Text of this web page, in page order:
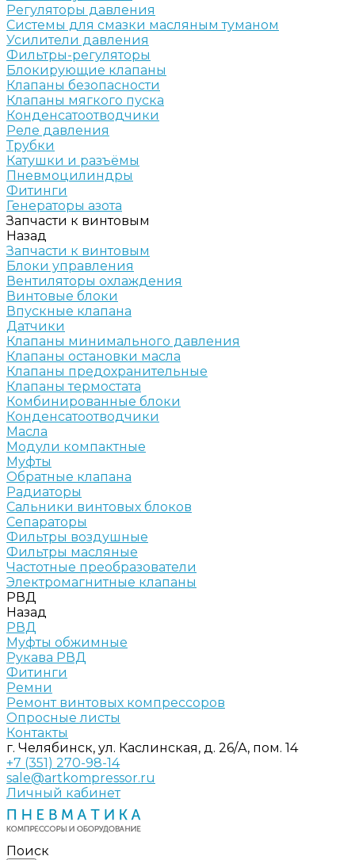
Регуляторы давления
Системы для смазки масляным туманом
Усилители давления
Фильтры-регуляторы
Блокирующие клапаны
Клапаны безопасности
Клапаны мягкого пуска
Конденсатоотводчики
Реле давления
Трубки
Катушки и разъёмы
Пневмоцилиндры
Фитинги
Генераторы азота
Запчасти к винтовым
Назад
Запчасти к винтовым
Блоки управления
Вентиляторы охлаждения
Винтовые блоки
Впускные клапана
Датчики
Клапаны минимального давления
Клапаны остановки масла
Клапаны предохранительные
Клапаны термостата
Комбинированные блоки
Конденсатоотводчики
Масла
Модули компактные
Муфты
Обратные клапана
Радиаторы
Сальники винтовых блоков
Сепараторы
Фильтры воздушные
Фильтры масляные
Частотные преобразователи
Электромагнитные клапаны
РВД
Назад
РВД
Муфты обжимные
Рукава РВД
Фитинги
Ремни
Ремонт винтовых компрессоров
Опросные листы
Контакты
г. Челябинск, ул. Каслинская, д. 26/А, пом. 14
+7 (351) 270-98-14
sale@artkompressor.ru
Личный кабинет
Поиск